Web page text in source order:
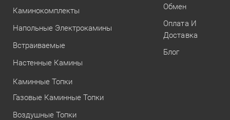
Каминокомплекты
Напольные Электрокамины
Встраиваемые
Настенные Камины
Каминные Топки
Газовые Каминные Топки
Воздушные Топки
Обмен
Оплата И
Доставка
Блог